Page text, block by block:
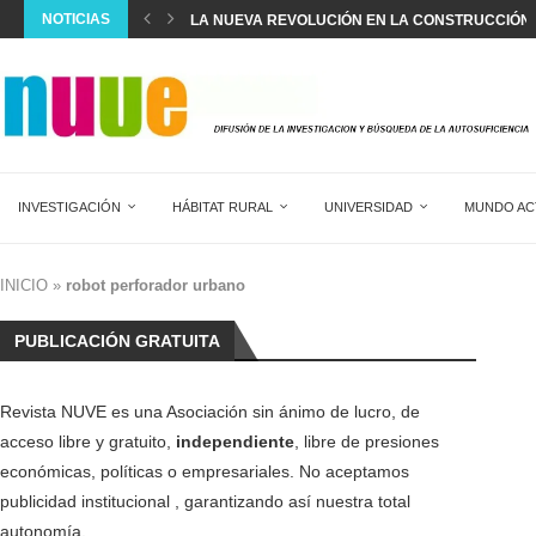
NOTICIAS LA NUEVA REVOLUCIÓN EN LA CONSTRUCCIÓN
INVESTIGACIÓN HÁBITAT RURAL UNIVERSIDAD MUNDO
INICIO » robot perforador urbano
PUBLICACIÓN GRATUITA
Revista NUVE es una Asociación sin ánimo de lucro, de
acceso libre y gratuito, independiente , libre de presiones
económicas, políticas o empresariales. No aceptamos
publicidad institucional , garantizando así nuestra total
autonomía.